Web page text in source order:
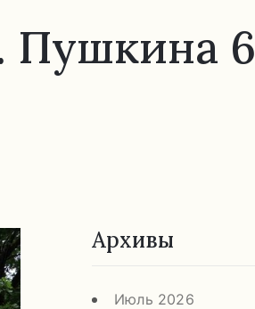
Пушкина 6
Архивы
Июль 2026